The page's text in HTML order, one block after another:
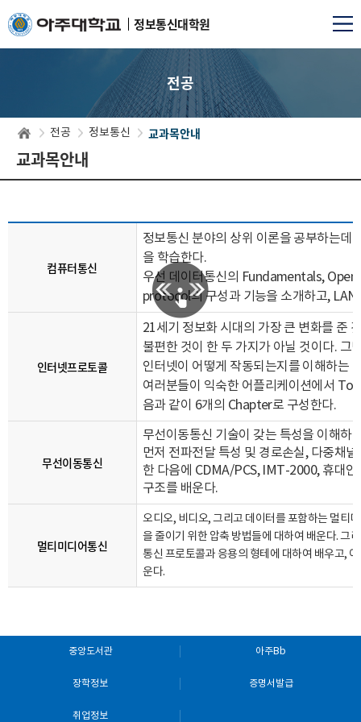
정보통신대학원
전공
전공 정보통신 교과목안내
교과목안내
컴퓨터통신
정보통신 분야의 상위 이론을 공부하는데
을 학습한다.
우선 데이터통신의 Fundamentals,
protocol의 구성과 기능을 소개하고,
인터넷프로토콜
21세기 정보화 시대의 가장 큰 변화를 준
불편한 것이 한 두 가지가 아닐 것이다. 그
인터넷이 어떻게 작동되는지를 이해하는
여러분들이 익숙한 어플리케이션에서
음과 같이 6개의 Chapter로 구성한다.
무선이동통신
무선이동통신 기술이 갖는 특성을 이해하
먼저 전파전달 특성 및 경로손실, 다중채
한 다음에 CDMA/PCS, IMT-2000, 휴대
구조를 배운다.
멀티미디어통신
오디오, 비디오, 그리고 데이터를 포함하는 멀티
을 줄이기 위한 압축 방법들에 대하여 배운다. 그
통신 프로토콜과 응용의 형테에 대하여 배우고,
운다.
중앙도서관 아주Bb
장학정보 증명서발급
취업정보